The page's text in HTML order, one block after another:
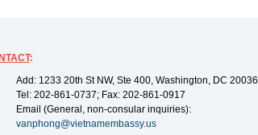
:
Add: 1233 20th St NW, Ste 400, Washington, DC 20036
Tel: 202-861-0737; Fax: 202-861-0917
Email (General, non-consular inquiries):
vanphong@vietnamembassy.us